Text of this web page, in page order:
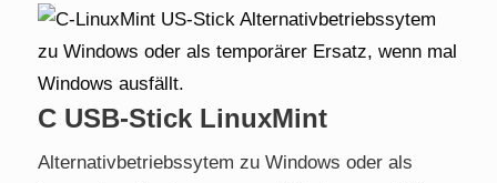
C USB-Stick LinuxMint
Alternativbetriebssytem zu Windows oder als